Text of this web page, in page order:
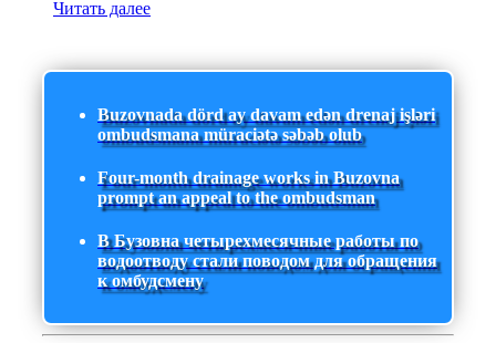
Читать далее
Buzovnada dörd ay davam edən drenaj işləri
ombudsmana müraciətə səbəb olub
Four-month drainage works in Buzovna
prompt an appeal to the ombudsman
В Бузовна четырехмесячные работы по
водоотводу стали поводом для обращения
к омбудсмену